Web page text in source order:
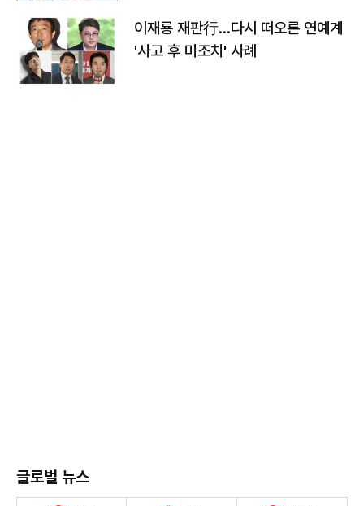
이재룡 재판行…다시 떠오른 연예계
'사고 후 미조치' 사례
글로벌 뉴스